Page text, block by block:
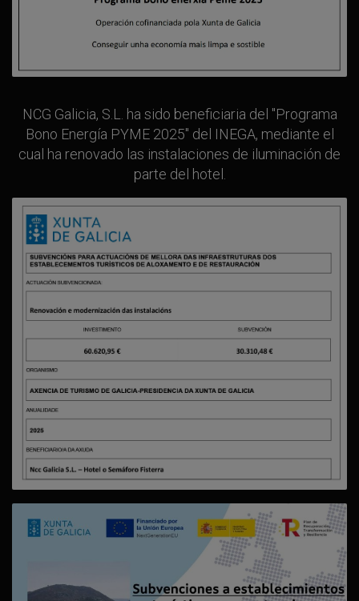
NCG Galicia, S.L. ha sido beneficiaria del "Programa
Bono Energía PYME 2025" del INEGA, mediante el
cual ha renovado las instalaciones de iluminación de
parte del hotel.